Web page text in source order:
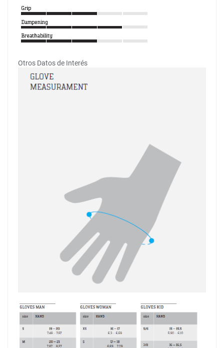
Otros Datos de Interés